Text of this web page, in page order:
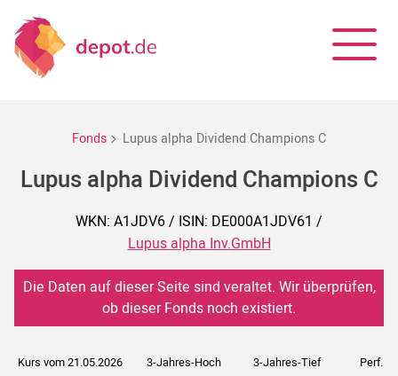
Fonds Lupus alpha Dividend Champions C
Lupus alpha Dividend Champions C
WKN: A1JDV6 / ISIN: DE000A1JDV61 /
Lupus alpha Inv.GmbH
Die Daten auf dieser Seite sind veraltet. Wir überprüfen,
ob dieser Fonds noch existiert.
Kurs vom 21.05.2026 3-Jahres-Hoch 3-Jahres-Tief Perf. 5J